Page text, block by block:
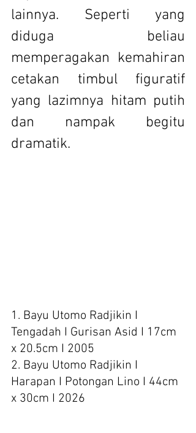
lainnya. Seperti yang
diduga beliau
memperagakan kemahiran
cetakan timbul figuratif
yang lazimnya hitam putih
dan nampak begitu
dramatik.
1. Bayu Utomo Radjikin I
Tengadah I Gurisan Asid I 17cm
x 20.5cm I 2005
2. Bayu Utomo Radjikin I
Harapan I Potongan Lino I 44cm
x 30cm I 2026